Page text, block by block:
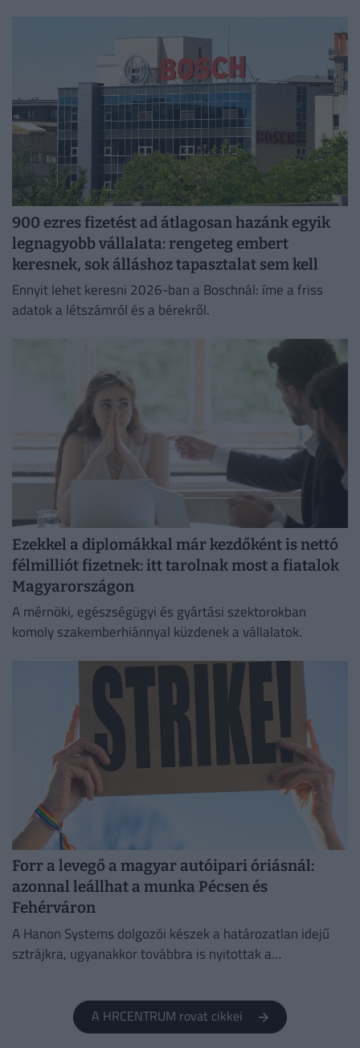
900 ezres fizetést ad átlagosan hazánk egyik
legnagyobb vállalata: rengeteg embert
keresnek, sok álláshoz tapasztalat sem kell
Ennyit lehet keresni 2026-ban a Boschnál: íme a friss
adatok a létszámról és a bérekről.
Ezekkel a diplomákkal már kezdőként is nettó
félmilliót fizetnek: itt tarolnak most a fiatalok
Magyarországon
A mérnöki, egészségügyi és gyártási szektorokban
komoly szakemberhiánnyal küzdenek a vállalatok.
Forr a levegő a magyar autóipari óriásnál:
azonnal leállhat a munka Pécsen és
Fehérváron
A Hanon Systems dolgozói készek a határozatlan idejű
sztrájkra, ugyanakkor továbbra is nyitottak a
A HRCENTRUM rovat cikkei